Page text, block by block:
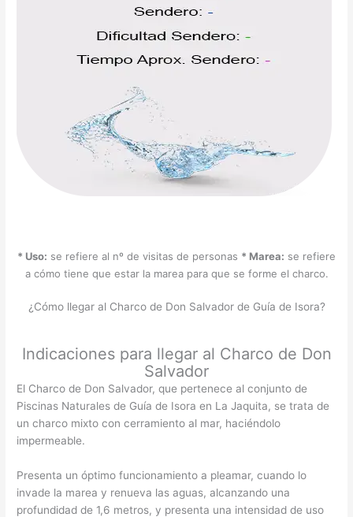
* Uso: se refiere al nº de visitas de personas * Marea: se refiere
a cómo tiene que estar la marea para que se forme el charco.
¿Cómo llegar al Charco de Don Salvador de Guía de Isora?
Indicaciones para llegar al Charco de Don
Salvador
El Charco de Don Salvador, que pertenece al conjunto de
Piscinas Naturales de Guía de Isora en La Jaquita, se trata de
un charco mixto con cerramiento al mar, haciéndolo
impermeable.
Presenta un óptimo funcionamiento a pleamar, cuando lo
invade la marea y renueva las aguas, alcanzando una
profundidad de 1,6 metros, y presenta una intensidad de uso